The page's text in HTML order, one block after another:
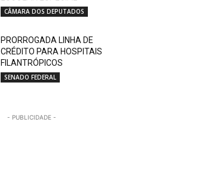
CÂMARA DOS DEPUTADOS
PRORROGADA LINHA DE
CRÉDITO PARA HOSPITAIS
FILANTRÓPICOS
SENADO FEDERAL
- PUBLICIDADE -